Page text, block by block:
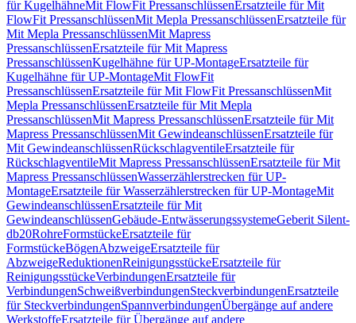
für KugelhähneMit FlowFit PressanschlüssenErsatzteile für Mit
FlowFit PressanschlüssenMit Mepla PressanschlüssenErsatzteile für
Mit Mepla PressanschlüssenMit Mapress
PressanschlüssenErsatzteile für Mit Mapress
PressanschlüssenKugelhähne für UP-MontageErsatzteile für
Kugelhähne für UP-MontageMit FlowFit
PressanschlüssenErsatzteile für Mit FlowFit PressanschlüssenMit
Mepla PressanschlüssenErsatzteile für Mit Mepla
PressanschlüssenMit Mapress PressanschlüssenErsatzteile für Mit
Mapress PressanschlüssenMit GewindeanschlüssenErsatzteile für
Mit GewindeanschlüssenRückschlagventileErsatzteile für
RückschlagventileMit Mapress PressanschlüssenErsatzteile für Mit
Mapress PressanschlüssenWasserzählerstrecken für UP-
MontageErsatzteile für Wasserzählerstrecken für UP-MontageMit
GewindeanschlüssenErsatzteile für Mit
GewindeanschlüssenGebäude-EntwässerungssystemeGeberit Silent-
db20RohreFormstückeErsatzteile für
FormstückeBögenAbzweigeErsatzteile für
AbzweigeReduktionenReinigungsstückeErsatzteile für
ReinigungsstückeVerbindungenErsatzteile für
VerbindungenSchweißverbindungenSteckverbindungenErsatzteile
für SteckverbindungenSpannverbindungenÜbergänge auf andere
WerkstoffeErsatzteile für Übergänge auf andere